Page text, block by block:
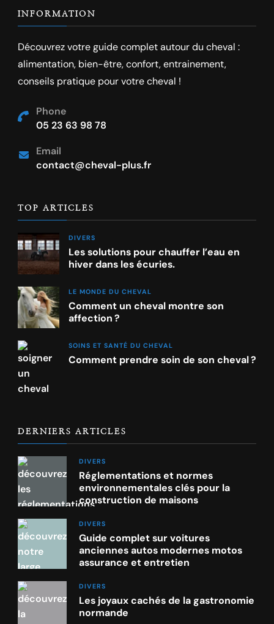
INFORMATION
Découvrez votre guide complet autour du cheval :
alimentation, bien-être, confort, entrainement,
conseils pratique pour votre cheval !
Phone
05 23 63 98 78
Email
contact@cheval-plus.fr
TOP ARTICLES
DIVERS
Les solutions pour chauffer l’eau en
hiver dans les écuries.
LE MONDE DU CHEVAL
Comment un cheval montre son
affection ?
SOINS ET SANTÉ DU CHEVAL
Comment prendre soin de son cheval ?
DERNIERS ARTICLES
DIVERS
Réglementations et normes
environnementales clés pour la
construction de maisons
DIVERS
Guide complet sur voitures
anciennes autos modernes motos
assurance et entretien
DIVERS
Les joyaux cachés de la gastronomie
normande